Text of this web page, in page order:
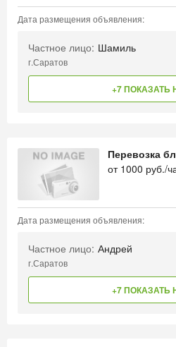
Дата размещения объявления:
Частное лицо: Шамиль
г.Саратов
+7 ПОКАЗАТЬ
Перевозка
от 1000 руб./
Дата размещения объявления:
Частное лицо: Андрей
г.Саратов
+7 ПОКАЗАТЬ